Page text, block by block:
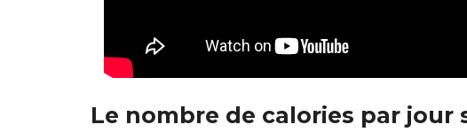
Le nombre de calories par jour